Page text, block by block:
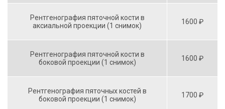
Рентгенография пяточной кости в
аксиальной проекции (1 снимок)
1600 ₽
Рентгенография пяточной кости в
боковой проекции (1 снимок)
1600 ₽
Рентгенография пяточных костей в
боковой проекции (1 снимок)
1700 ₽